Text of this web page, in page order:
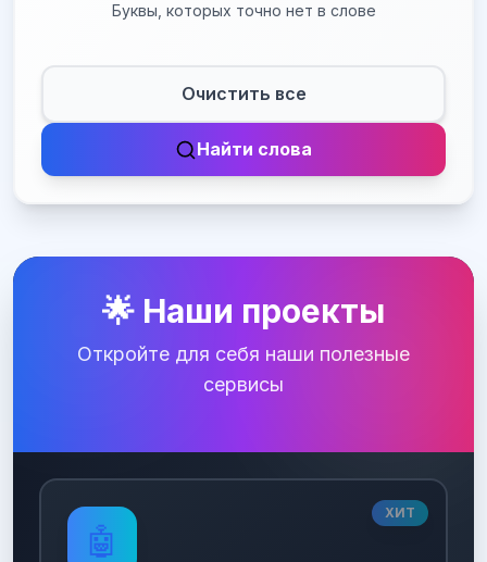
Буквы, которых точно нет в слове
Очистить все
Найти слова
🌟 Наши проекты
Откройте для себя наши полезные
сервисы
ХИТ
🤖